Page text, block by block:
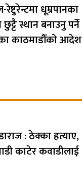
धूम्रपानका
स्थान बनाउनु पर्ने
काठमाडौँको आदेश
: ठेक्का हत्याए,
काटेर कवाडीलाई